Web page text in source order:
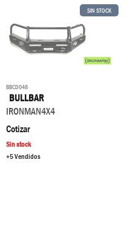
SIN STOCK
BBCD048
BULLBAR
IRONMAN4X4
Cotizar
Sin stock
+5 Vendidos